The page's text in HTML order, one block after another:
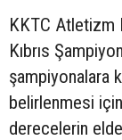
KKTC Atletizm
Kıbrıs
şampiyonalara
belirlenmesi
derecelerin